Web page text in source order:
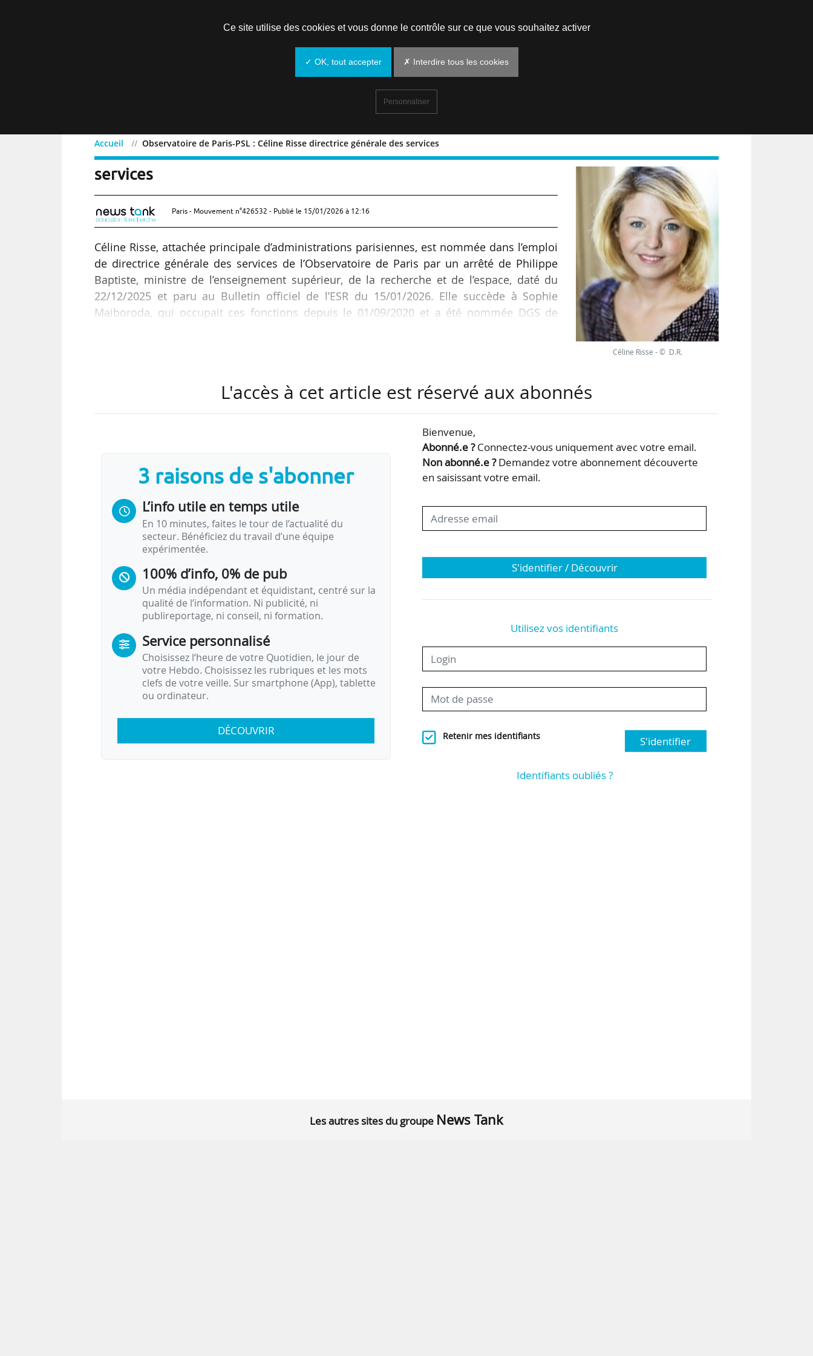
Accueil Observatoire de Paris-PSL : Céline Risse directrice générale des services
Observatoire de Paris-PSL : Céline Risse directrice générale des
services
Paris - Mouvement n°426532 - Publié le 15/01/2026 à 12:16
Céline Risse, attachée principale d’administrations parisiennes, est nommée dans l’emploi
de directrice générale des services de l’Observatoire de Paris par un arrêté de Philippe
Baptiste, ministre de l’enseignement supérieur, de la recherche et de l’espace, daté du
22/12/2025 et paru au Bulletin officiel de l’ESR du 15/01/2026. Elle succède à Sophie
Maiboroda, qui occupait ces fonctions depuis le 01/09/2020 et a été nommée DGS de
Diplômée de BSB en 2002, Céline Risse commence sa carrière en tant que chargée de
mission pour Rhône Alpes Tourisme (2003-2005), puis chargée de la promotion et du
développement touristique de la Maison du Beaufortain (2005) et chargée du…
Céline Risse - © D.R.
L'accès à cet article est réservé aux abonnés
3 raisons de s'abonner
L’info utile en temps utile
En 10 minutes, faites le tour de l’actualité du
secteur. Bénéficiez du travail d’une équipe
expérimentée.
100% d’info, 0% de pub
Un média indépendant et équidistant, centré sur la
qualité de l’information. Ni publicité, ni
publireportage, ni conseil, ni formation.
Service personnalisé
Choisissez l‘heure de votre Quotidien, le jour de
votre Hebdo. Choisissez les rubriques et les mots
clefs de votre veille. Sur smartphone (App), tablette
ou ordinateur.
DÉCOUVRIR
Bienvenue,
Abonné.e ?Connectez-vous uniquement avec votre email.
Non abonné.e ?Demandez votre abonnement découverte
en saisissant votre email.
S'identifier / Découvrir
Utilisez vos identifiants
Retenir mes identifiants S'identifier
Identifiants oubliés ?
Les autres sites du groupe News Tank
Ce site utilise des cookies et vous donne le contrôle sur ce que vous souhaitez activer
✓ OK, tout accepter ✗ Interdire tous les cookies
Personnaliser